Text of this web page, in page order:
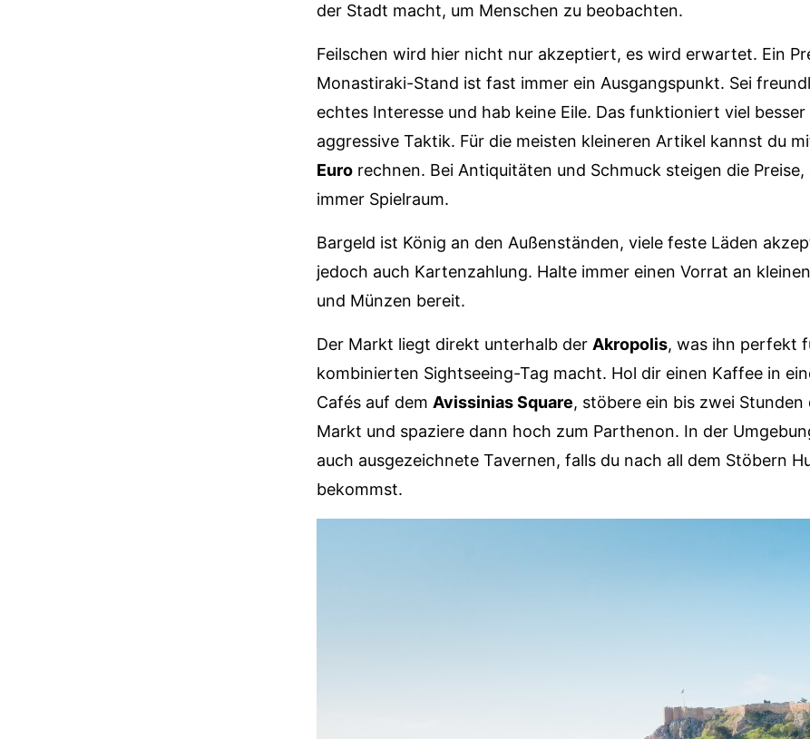
der Stadt macht, um Menschen zu beobachten.
Feilschen wird hier nicht nur akzeptiert, es wird erwartet. Ein
Monastiraki-Stand ist fast immer ein Ausgangspunkt. Sei
echtes Interesse und hab keine Eile. Das funktioniert viel besser
aggressive Taktik. Für die meisten kleineren Artikel kannst du
Eurorechnen. Bei Antiquitäten und Schmuck steigen die Preise,
immer Spielraum.
Bargeld ist König an den Außenständen, viele feste Läden
jedoch auch Kartenzahlung. Halte immer einen Vorrat an
und Münzen bereit.
Der Markt liegt direkt unterhalb der Akropolis, was ihn perfekt
kombinierten Sightseeing-Tag macht. Hol dir einen Kaffee in
Cafés auf dem Avissinias Square, stöbere ein bis zwei Stunden
Markt und spaziere dann hoch zum Parthenon. In der
auch ausgezeichnete Tavernen, falls du nach all dem Stöbern
bekommst.